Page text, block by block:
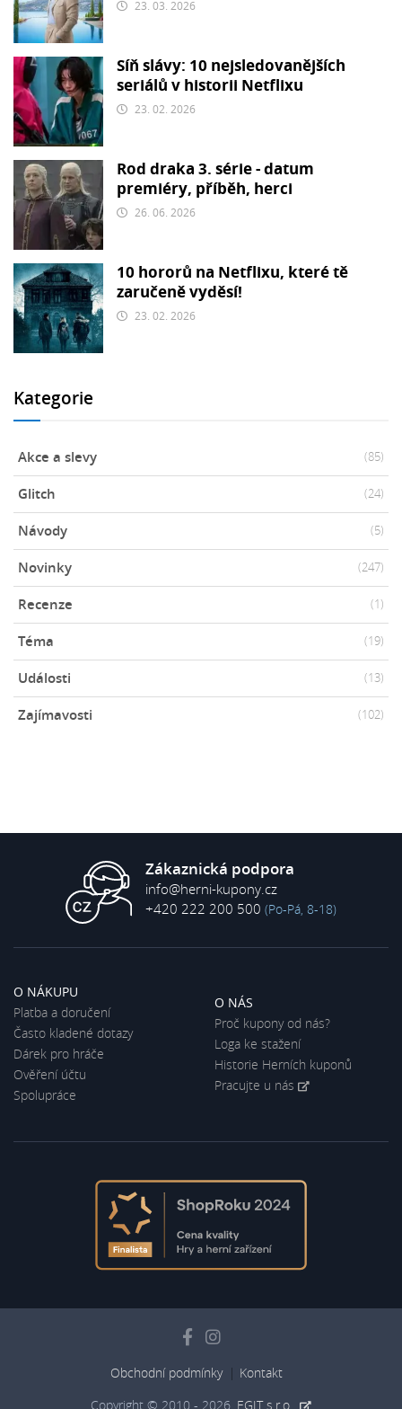
23. 03. 2026
Síň slávy: 10 nejsledovanějších
seriálů v historii Netflixu
23. 02. 2026
Rod draka 3. série - datum
premiéry, příběh, herci
26. 06. 2026
10 hororů na Netflixu, které tě
zaručeně vyděsí!
23. 02. 2026
Kategorie
Akce a slevy (85)
Glitch (24)
Návody (5)
Novinky (247)
Recenze (1)
Téma (19)
Události (13)
Zajímavosti (102)
Zákaznická podpora
info@herni-kupony.cz
+420 222 200 500 (Po-Pá, 8-18)
O NÁKUPU
Platba a doručení
Často kladené dotazy
Dárek pro hráče
Ověření účtu
Spolupráce
O NÁS
Proč kupony od nás?
Loga ke stažení
Historie Herních kuponů
Pracujte u nás
Obchodní podmínky Kontakt
Copyright © 2010 - 2026, EGIT s.r.o.